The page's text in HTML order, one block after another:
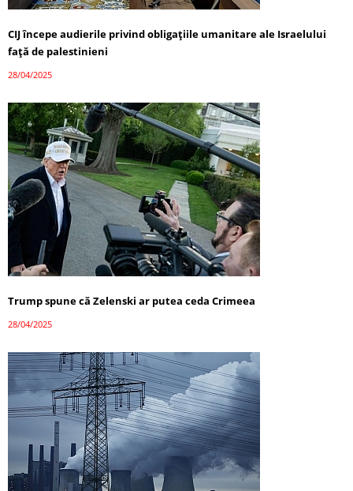
CIJ începe audierile privind obligațiile umanitare ale Israelului
față de palestinieni
28/04/2025
Trump spune că Zelenski ar putea ceda Crimeea
28/04/2025